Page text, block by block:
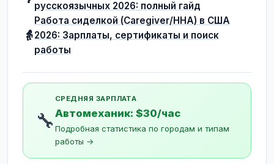
русскоязычных 2026: полный гайд
👵
Работа сиделкой (Caregiver/HHA) в США
2026: Зарплаты, сертификаты и поиск
работы
🔧
СРЕДНЯЯ ЗАРПЛАТА
Автомеханик: $30/час
Подробная статистика по городам и типам
работы →